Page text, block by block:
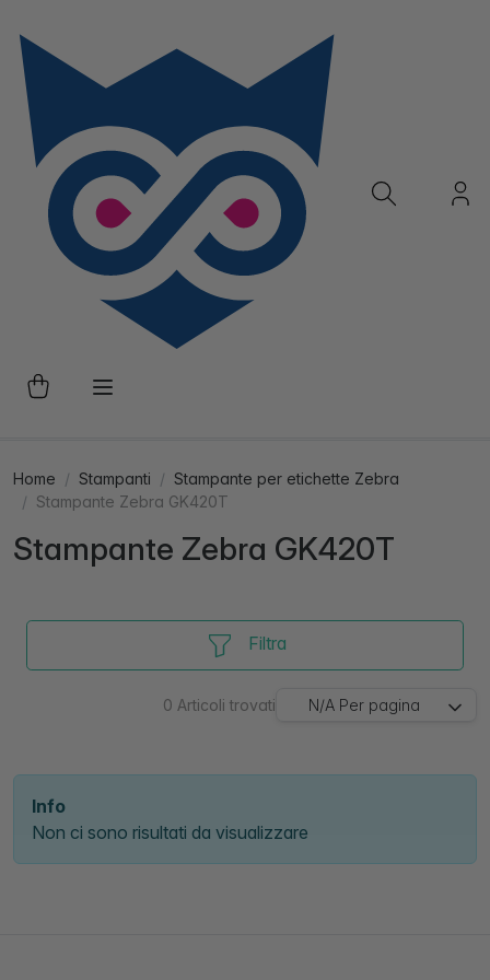
Home Stampanti
Stampante per etichette Zebra
Stampante Zebra GK420T
Stampante Zebra GK420T
Filtra
0 Articoli trovati N/A Per pagina
Info
Non ci sono risultati da visualizzare